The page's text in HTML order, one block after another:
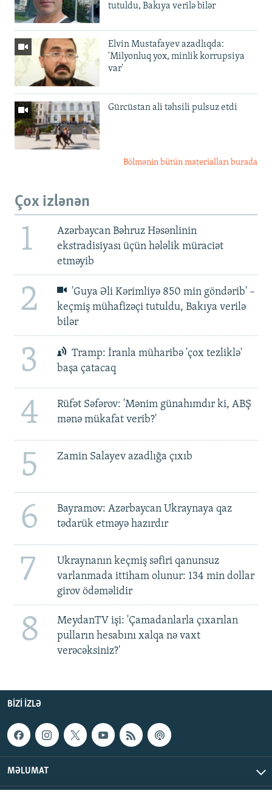
tutuldu, Bakıya verilə bilər
Elvin Mustafayev azadlıqda:
'Milyonluq yox, minlik korrupsiya
var'
Gürcüstan ali təhsili pulsuz etdi
Bölmənin bütün materialları burada
Çox izlənən
1
Azərbaycan Bəhruz Həsənlinin
ekstradisiyası üçün hələlik müraciət
etməyib
2
'Guya Əli Kərimliyə 850 min göndərib' –
keçmiş mühafizəçi tutuldu, Bakıya verilə
bilər
3
Tramp: İranla müharibə 'çox tezliklə'
başa çatacaq
4
Rüfət Səfərov: 'Mənim günahımdır ki, ABŞ
mənə mükafat verib?'
5 Zamin Salayev azadlığa çıxıb
6
Bayramov: Azərbaycan Ukraynaya qaz
tədarük etməyə hazırdır
7
Ukraynanın keçmiş səfiri qanunsuz
varlanmada ittiham olunur: 134 min dollar
girov ödəməlidir
8
MeydanTV işi: 'Çamadanlarla çıxarılan
pulların hesabını xalqa nə vaxt
verəcəksiniz?'
BIZI IZLƏ
MƏLUMAT